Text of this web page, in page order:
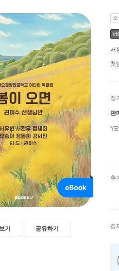
기 공유하기
서
첫
정
판
추
결